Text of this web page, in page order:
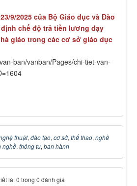
9/2025 của Bộ Giáo dục và Đào
chế độ trả tiền lương dạy
giáo trong các cơ sở giáo dục
ban/vanban/Pages/chi-tiet-van-
thuật,đào tạo,cơ sở,thể thao,nghề
nghề,thông tư,ban hành
là: 0 trong 0 đánh giá